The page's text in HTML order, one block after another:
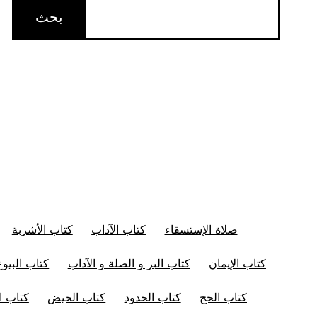
صلاة الإستسقاء كتاب الآداب كتاب الأشربة
كتاب الإيمان كتاب البر و الصلة و الآداب كتاب
كتاب الحج كتاب الحدود كتاب الحيض كتاب